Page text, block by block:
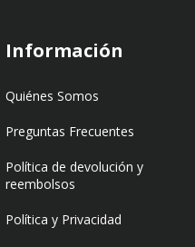
Información
Quiénes Somos
Preguntas Frecuentes
Política de devolución y
reembolsos
Política y Privacidad